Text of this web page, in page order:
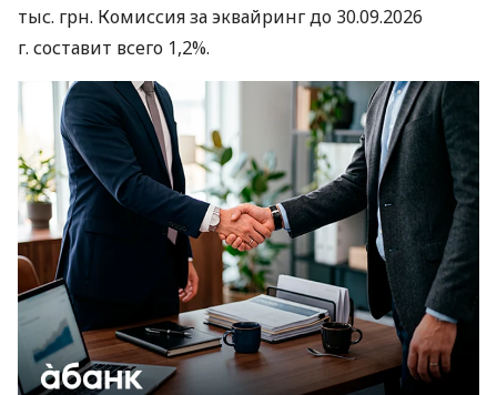
тыс. грн. Комиссия за эквайринг до 30.09.2026
г. составит всего 1,2%.